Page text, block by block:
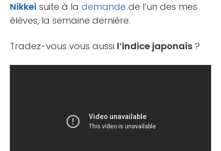
Nikkei suite à la demande de l’un des mes
élèves, la semaine dernière.
Tradez-vous vous aussi l’indice japonais ?